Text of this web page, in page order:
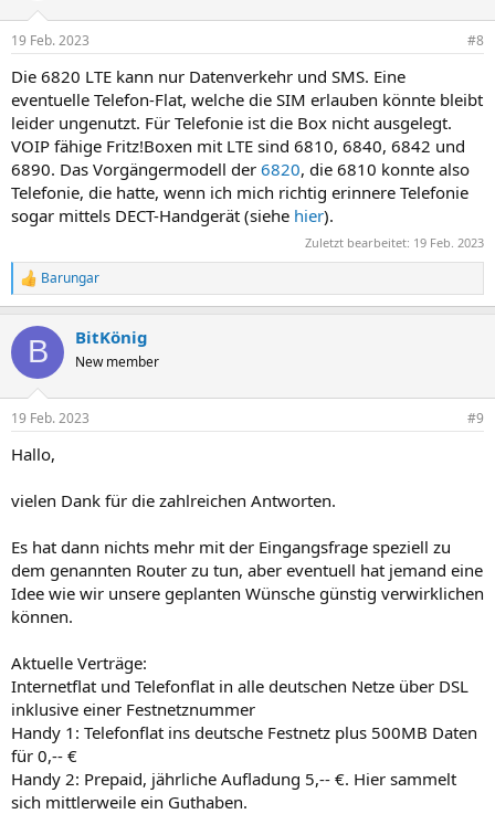
19 Feb. 2023 #8
Die 6820 LTE kann nur Datenverkehr und SMS. Eine
eventuelle Telefon-Flat, welche die SIM erlauben könnte bleibt
leider ungenutzt. Für Telefonie ist die Box nicht ausgelegt.
VOIP fähige Fritz!Boxen mit LTE sind 6810, 6840, 6842 und
6890. Das Vorgängermodell der 6820, die 6810 konnte also
Telefonie, die hatte, wenn ich mich richtig erinnere Telefonie
sogar mittels DECT-Handgerät (siehe hier).
Zuletzt bearbeitet: 19 Feb. 2023
R
e
k
i
e
:
Barungar
B BitKönig
New member
19 Feb. 2023 #9
Hallo,
vielen Dank für die zahlreichen Antworten.
Es hat dann nichts mehr mit der Eingangsfrage speziell zu
dem genannten Router zu tun, aber eventuell hat jemand eine
Idee wie wir unsere geplanten Wünsche günstig verwirklichen
können.
Aktuelle Verträge:
Internetflat und Telefonflat in alle deutschen Netze über DSL
inklusive einer Festnetznummer
Handy 1: Telefonflat ins deutsche Festnetz plus 500MB Daten
für 0,-- €
Handy 2: Prepaid, jährliche Aufladung 5,-- €. Hier sammelt
sich mittlerweile ein Guthaben.